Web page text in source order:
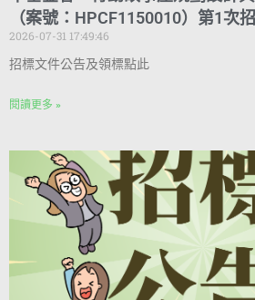
（案號：HPCF1150010）第1次
2026-07-31 17:49:46
招標文件公告及領標點此
閱讀更多 »